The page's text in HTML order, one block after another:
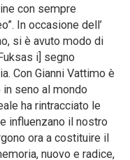
con sempre
In occasione dell’
si è avuto modo di
i] segno
Con Gianni Vattimo è
seno al mondo
ha rintracciato le
influenzano il nostro
ora a costituire il
nuovo e radice,